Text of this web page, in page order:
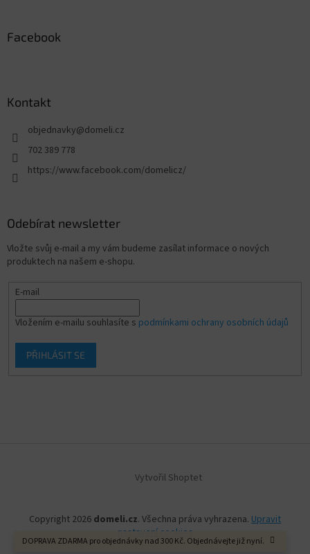
DOPRAVA ZDARMA pro objednávky nad 300 Kč. Objednávejte již nyní.
Facebook
Kontakt
objednavky@domeli.cz
702 389 778
https://www.facebook.com/domelicz/
Odebírat newsletter
Vložte svůj e-mail a my vám budeme zasílat informace o nových
produktech na našem e-shopu.
E-mail
Vložením e-mailu souhlasíte s podmínkami ochrany osobních údajů
PŘIHLÁSIT SE
Vytvořil Shoptet
Copyright 2026 domeli.cz. Všechna práva vyhrazena. Upravit
nastavení cookies